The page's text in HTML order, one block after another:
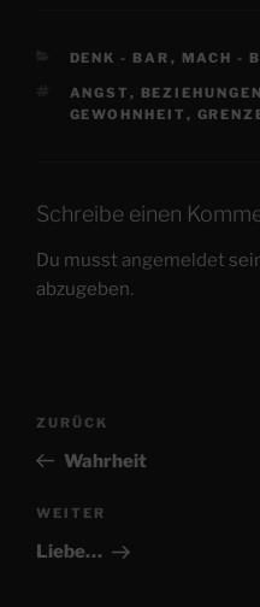
KATEGORIEN
DENK - BAR , MACH -
SCHLAGWÖRTER
ANGST , BEZIEHUNGEN
GEWOHNHEIT ,
Schreibe einen
Du musst angemeldet
abzugeben.
Beitragsnavigation
Vorheriger
Beitrag
ZURÜCK
Wahrheit
Nächster
Beitrag
WEITER
Liebe…